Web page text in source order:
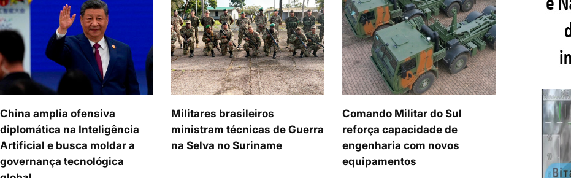
China amplia ofensiva
diplomática na Inteligência
Artificial e busca moldar a
governança tecnológica
Militares brasileiros
ministram técnicas de Guerra
na Selva no Suriname
Comando Militar do Sul
reforça capacidade de
engenharia com novos
equipamentos